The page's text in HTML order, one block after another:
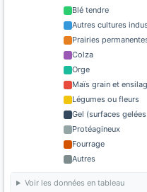
Blé tendre
Autres cultures
Prairies
Colza
Orge
Maïs grain et
Légumes ou fleurs
Gel (surfaces
Protéagineux
Fourrage
Autres
Voir les données en tableau